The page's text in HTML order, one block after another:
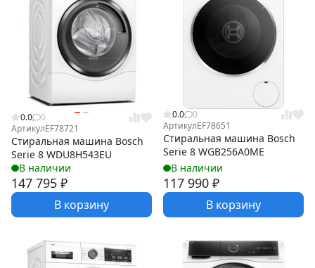
0.0
0
АртикулEF78721
Стиральная машина Bosch
Serie 8 WDU8H543EU
В наличии
147 795 ₽
В корзину
0.0
0
АртикулEF78651
Стиральная машина Bosch
Serie 8 WGB256A0ME
В наличии
117 990 ₽
В корзину